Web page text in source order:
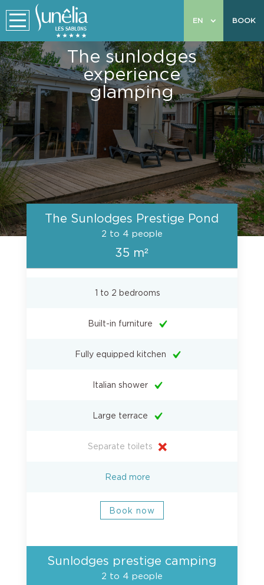
BOOK
EN
The sunlodges
experience
glamping
The Sunlodges Prestige Pond
2 to 4 people
35 m²
1 to 2 bedrooms
Built-in furniture
Fully equipped kitchen
Italian shower
Large terrace
Separate toilets
Read more
Book now
Sunlodges prestige camping
2 to 4 people